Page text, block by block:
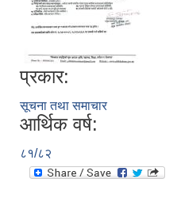
प्रकार:
सूचना तथा समाचार
आर्थिक वर्ष:
८१/८२